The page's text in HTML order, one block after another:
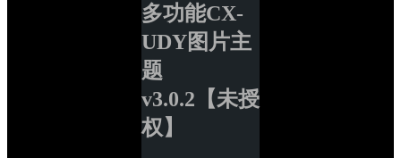
多功能CX-
UDY图片主
题
v3.0.2【未授
权】